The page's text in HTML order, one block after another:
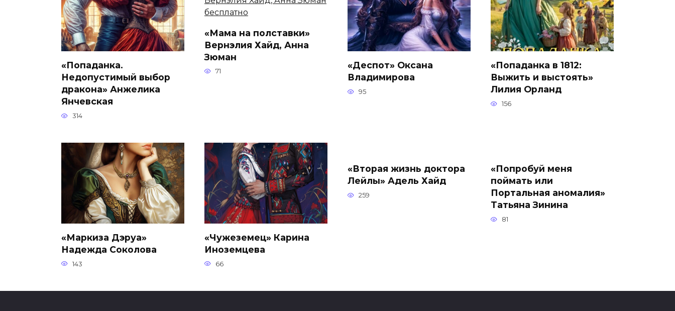
«Попаданка.
Недопустимый выбор
дракона» Анжелика
Янчевская
314
«Мама на полставки»
Вернэлия Хайд, Анна
Зюман
71
«Деспот» Оксана
Владимирова
95
«Попаданка в 1812:
Выжить и выстоять»
Лилия Орланд
156
«Маркиза Дэруа»
Надежда Соколова
143
«Чужеземец» Карина
Иноземцева
66
«Вторая жизнь доктора
Лейлы» Адель Хайд
259
«Попробуй меня
поймать или
Портальная аномалия»
Татьяна Зинина
81